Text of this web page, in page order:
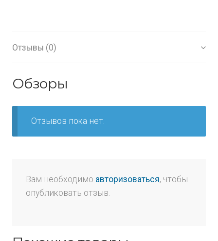
Отзывы (0)
Обзоры
Отзывов пока нет.
Вам необходимо авторизоваться, чтобы
опубликовать отзыв.